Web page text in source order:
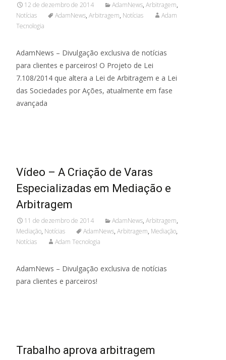
12 de dezembro de 2014 AdamNews, Arbitragem,
Notícias
AdamNews, Arbitragem, Notícias
Adam
Tecnologia
AdamNews – Divulgação exclusiva de notícias
para clientes e parceiros! O Projeto de Lei
7.108/2014 que altera a Lei de Arbitragem e a Lei
das Sociedades por Ações, atualmente em fase
avançada
Vídeo – A Criação de Varas
Especializadas em Mediação e
Arbitragem
11 de dezembro de 2014 AdamNews, Arbitragem,
Mediação, Notícias AdamNews, Arbitragem, Mediação,
Notícias
Adam Tecnologia
AdamNews – Divulgação exclusiva de notícias
para clientes e parceiros!
Trabalho aprova arbitragem